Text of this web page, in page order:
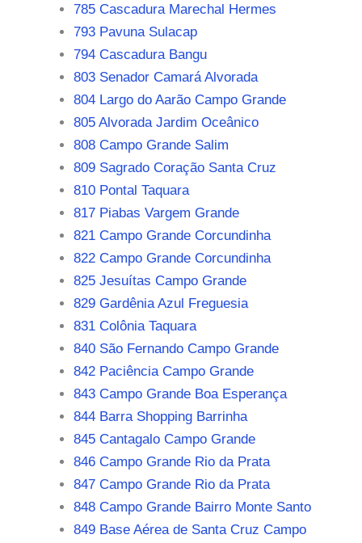
785 Cascadura Marechal Hermes
793 Pavuna Sulacap
794 Cascadura Bangu
803 Senador Camará Alvorada
804 Largo do Aarão Campo Grande
805 Alvorada Jardim Oceânico
808 Campo Grande Salim
809 Sagrado Coração Santa Cruz
810 Pontal Taquara
817 Piabas Vargem Grande
821 Campo Grande Corcundinha
822 Campo Grande Corcundinha
825 Jesuítas Campo Grande
829 Gardênia Azul Freguesia
831 Colônia Taquara
840 São Fernando Campo Grande
842 Paciência Campo Grande
843 Campo Grande Boa Esperança
844 Barra Shopping Barrinha
845 Cantagalo Campo Grande
846 Campo Grande Rio da Prata
847 Campo Grande Rio da Prata
848 Campo Grande Bairro Monte Santo
849 Base Aérea de Santa Cruz Campo